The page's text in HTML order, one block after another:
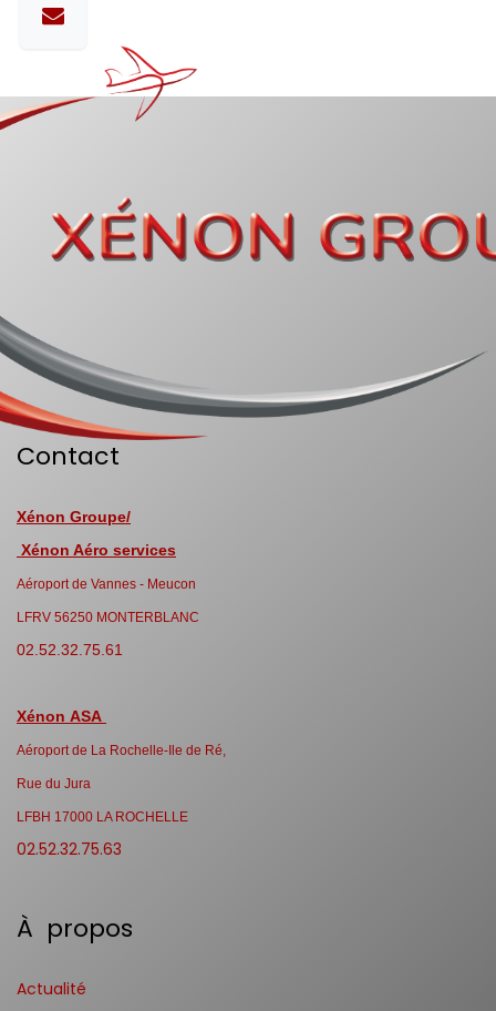
Contact
Xénon Groupe/
Xénon Aéro services
Aéroport de Vannes - Meucon
LFRV 56250 MONTERBLANC
02.52.32.75.61
Xénon ASA
Aéroport de La Rochelle-Ile de Ré,
Rue du Jura
LFBH 17000 LA ROCHELLE
02.52.32.75.63
À propos
Actualité